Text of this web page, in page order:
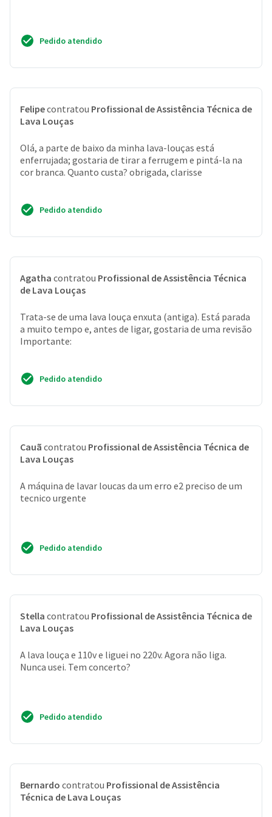
Pedido atendido
Felipecontratou Profissional de Assistência Técnica de
Lava Louças
Olá, a parte de baixo da minha lava-louças está
enferrujada; gostaria de tirar a ferrugem e pintá-la na
cor branca. Quanto custa? obrigada, clarisse
Pedido atendido
Agatha contratou Profissional de Assistência Técnica
de Lava Louças
Trata-se de uma lava louça enxuta (antiga). Está parada
a muito tempo e, antes de ligar, gostaria de uma revisão
Importante:
Pedido atendido
Cauã contratou Profissional de Assistência Técnica de
Lava Louças
A máquina de lavar loucas da um erro e2 preciso de um
tecnico urgente
Pedido atendido
Stella contratou Profissional de Assistência Técnica de
Lava Louças
A lava louça e 110v e liguei no 220v. Agora não liga.
Nunca usei. Tem concerto?
Pedido atendido
Bernardo contratou Profissional de Assistência
Técnica de Lava Louças